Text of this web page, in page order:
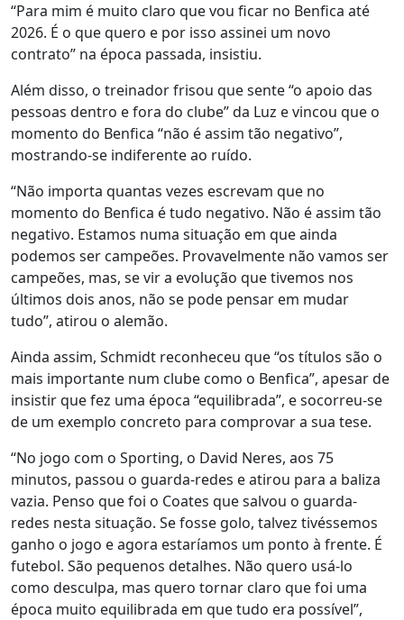
“Para mim é muito claro que vou ficar no Benfica até
2026. É o que quero e por isso assinei um novo
contrato” na época passada, insistiu.
Além disso, o treinador frisou que sente “o apoio das
pessoas dentro e fora do clube” da Luz e vincou que o
momento do Benfica “não é assim tão negativo”,
mostrando-se indiferente ao ruído.
“Não importa quantas vezes escrevam que no
momento do Benfica é tudo negativo. Não é assim tão
negativo. Estamos numa situação em que ainda
podemos ser campeões. Provavelmente não vamos ser
campeões, mas, se vir a evolução que tivemos nos
últimos dois anos, não se pode pensar em mudar
tudo”, atirou o alemão.
Ainda assim, Schmidt reconheceu que “os títulos são o
mais importante num clube como o Benfica”, apesar de
insistir que fez uma época “equilibrada”, e socorreu-se
de um exemplo concreto para comprovar a sua tese.
“No jogo com o Sporting, o David Neres, aos 75
minutos, passou o guarda-redes e atirou para a baliza
vazia. Penso que foi o Coates que salvou o guarda-
redes nesta situação. Se fosse golo, talvez tivéssemos
ganho o jogo e agora estaríamos um ponto à frente. É
futebol. São pequenos detalhes. Não quero usá-lo
como desculpa, mas quero tornar claro que foi uma
época muito equilibrada em que tudo era possível”,